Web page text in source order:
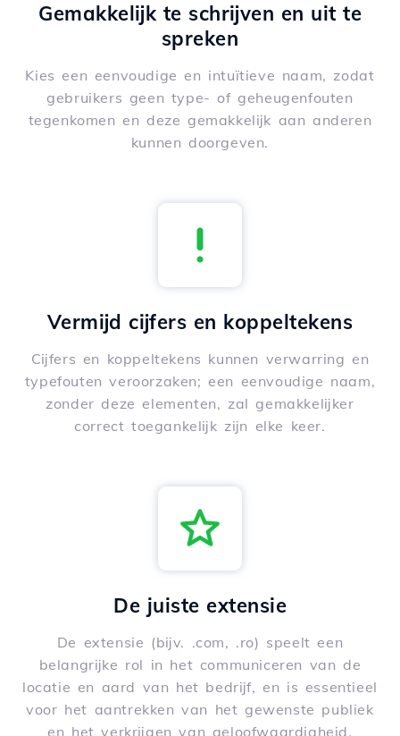
Gemakkelijk te schrijven en uit te
spreken
Kies een eenvoudige en intuïtieve naam, zodat
gebruikers geen type- of geheugenfouten
tegenkomen en deze gemakkelijk aan anderen
kunnen doorgeven.
Vermijd cijfers en koppeltekens
Cijfers en koppeltekens kunnen verwarring en
typefouten veroorzaken; een eenvoudige naam,
zonder deze elementen, zal gemakkelijker
correct toegankelijk zijn elke keer.
De juiste extensie
De extensie (bijv. .com, .ro) speelt een
belangrijke rol in het communiceren van de
locatie en aard van het bedrijf, en is essentieel
voor het aantrekken van het gewenste publiek
en het verkrijgen van geloofwaardigheid.